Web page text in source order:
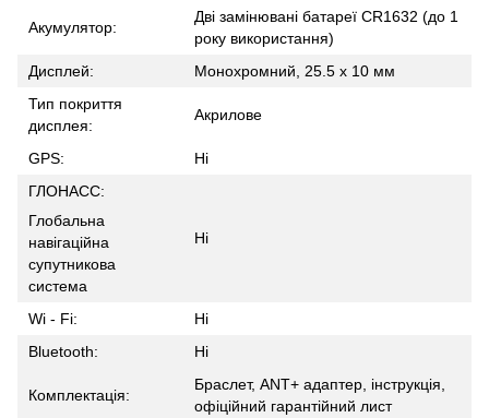
Акумулятор:
Дві замінювані батареї CR1632 (до 1
року використання)
Дисплей:
Монохромний, 25.5 x 10 мм
Тип покриття
дисплея:
Акрилове
GPS:
Ні
ГЛОНАСС:
Глобальна
навігаційна
супутникова
система
Ні
Wi - Fi:
Ні
Bluetooth:
Ні
Комплектація:
Браслет, ANT+ адаптер, інструкція,
офіційний гарантійний лист